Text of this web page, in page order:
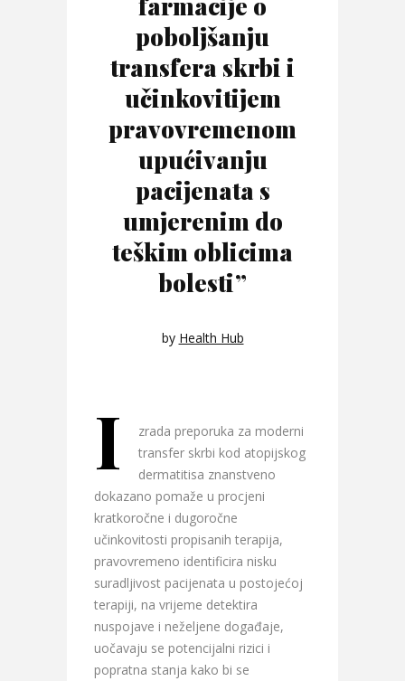
poboljšanju
transfera skrbi i
učinkovitijem
pravovremenom
upućivanju
pacijenata s
umjerenim do
teškim oblicima
bolesti”
by Health Hub
I
zrada preporuka za moderni
transfer skrbi kod atopijskog
dermatitisa znanstveno
dokazano pomaže u procjeni
kratkoročne i dugoročne
učinkovitosti propisanih terapija,
pravovremeno identificira nisku
suradljivost pacijenata u postojećoj
terapiji, na vrijeme detektira
nuspojave i neželjene događaje,
uočavaju se potencijalni rizici i
popratna stanja kako bi se